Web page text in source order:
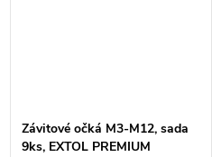
Závitové očká M3-M12, sada
9ks, EXTOL PREMIUM